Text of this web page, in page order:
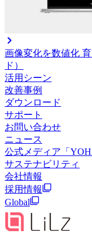
画像変化を数値化
ド）
活用シーン
改善事例
ダウンロード
サポート
お問い合わせ
ニュース
公式メディア「
サステナビリティ
会社情報
採用情報
Global